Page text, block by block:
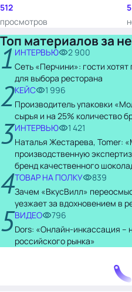
512
просмотров
5
Топ материалов за
1 ИНТЕРВЬЮ
2 900
Сеть «Перчини»: гости
для выбора ресторана
2КЕЙС
1 996
Производитель упаковки
сырья и на 25% количество
3ИНТЕРВЬЮ
1 421
Наталья Жестарева, Tomer:
производственную
бренд качественного
4ТОВАР НА ПОЛКУ
839
Зачем «ВкусВилл»
уезжает за вдохновением в
5ВИДЕО
796
Dors: «Онлайн-инкассация –
российского рынка»